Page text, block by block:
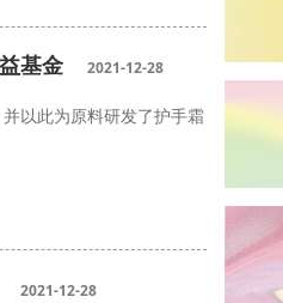
基金 2021-12-28
以此为原料研发了护手霜
2021-12-28